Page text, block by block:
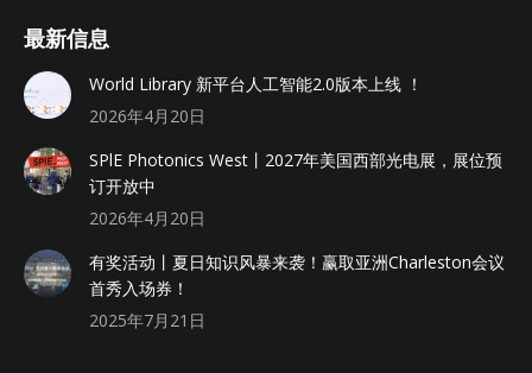
最新信息
World Library 新平台人工智能2.0版本上线 ！
2026年4月20日
SPlE Photonics West丨2027年美国西部光电展，展位预
订开放中
2026年4月20日
有奖活动丨夏日知识风暴来袭！赢取亚洲Charleston会议
首秀入场券！
2025年7月21日